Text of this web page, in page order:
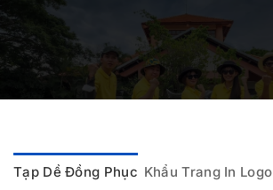
Tạp Dề Đồng Phục Khẩu Trang In Logo